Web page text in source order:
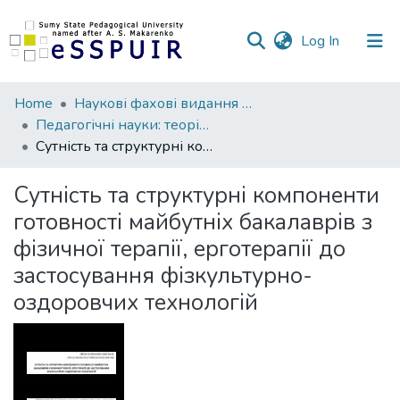
Log In (current)
Communities
&
Collections
Statistics
Home
Наукові фахові видання СумДПУ
Педагогічні науки: теорія, історія, інноваційні технології
Сутність та структурні компоненти готовності майбутніх бакалаврів з фізичної терапії, ерготерапії до застосування фізкультурно-оздоровчих технологій
Сутність та структурні компоненти
готовності майбутніх бакалаврів з
фізичної терапії, ерготерапії до
застосування фізкультурно-
оздоровчих технологій